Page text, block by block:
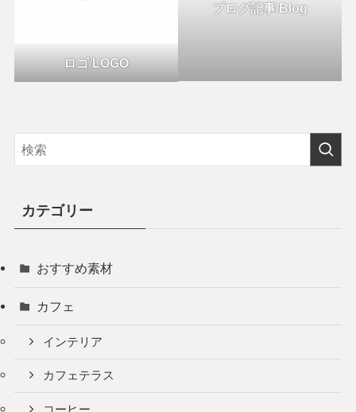
ロゴ/LOGO
ブログ記事/Blog
カテゴリー
おすすめ素材
カフェ
インテリア
カフェテラス